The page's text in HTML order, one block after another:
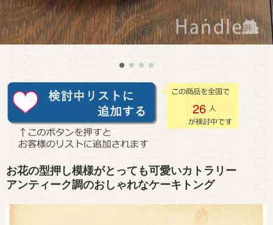
26
お花の型押し模様がとっても可愛いカトラリー
アンティーク調のおしゃれなケーキトング